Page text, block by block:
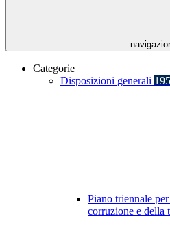
Categorie
Disposizioni generali 195
Piano triennale
corruzione e della